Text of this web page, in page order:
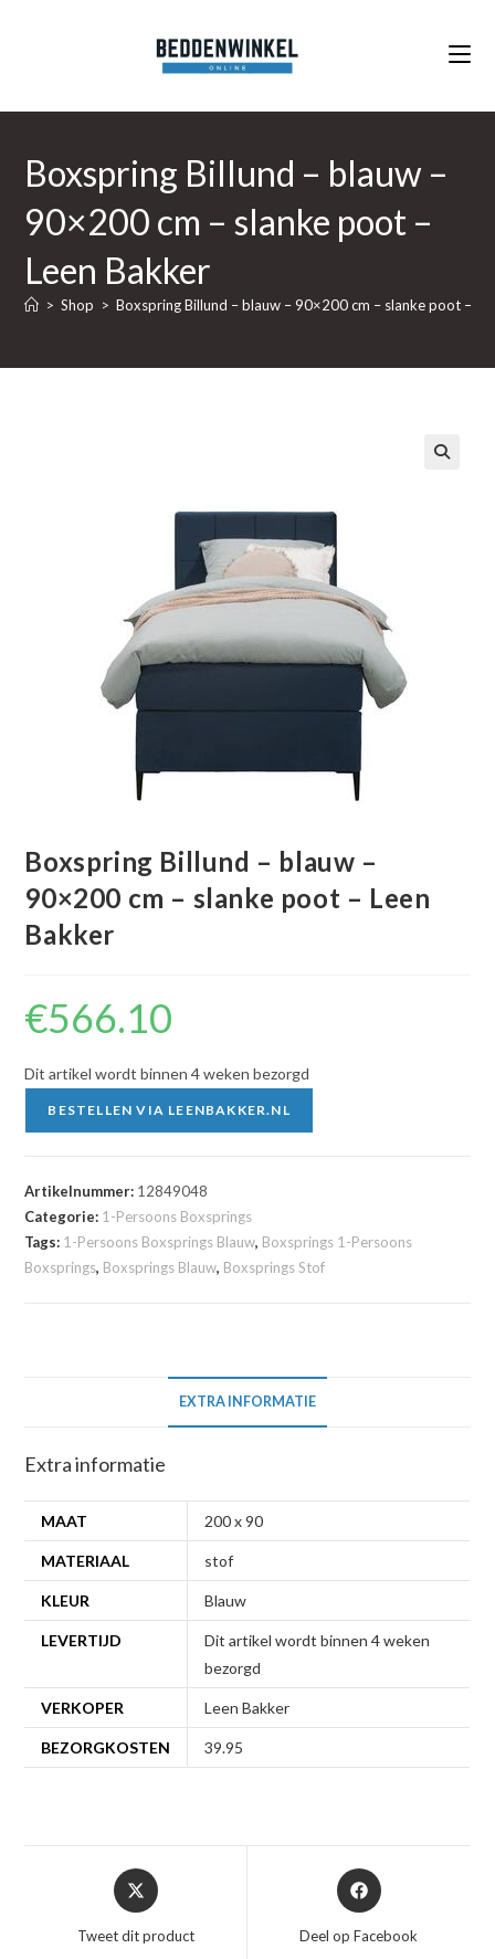
Boxspring Billund – blauw –
90×200 cm – slanke poot –
Leen Bakker
> Shop > Boxspring Billund – blauw – 90×200 cm – slanke poot –
Boxspring Billund – blauw –
90×200 cm – slanke poot – Leen
Bakker
€566.10
Dit artikel wordt binnen 4 weken bezorgd
BESTELLEN VIA LEENBAKKER.NL
Artikelnummer: 12849048
Categorie: 1-Persoons Boxsprings
Tags: 1-Persoons Boxsprings Blauw, Boxsprings 1-Persoons
Boxsprings, Boxsprings Blauw, Boxsprings Stof
EXTRA INFORMATIE
Extra informatie
MAAT 200 x 90
MATERIAAL stof
KLEUR Blauw
LEVERTIJD
Dit artikel wordt binnen 4 weken
bezorgd
VERKOPER Leen Bakker
BEZORGKOSTEN 39.95
Opent
in
nieuw
Tweet dit product
Opent
in
nieuw
Deel op Facebook